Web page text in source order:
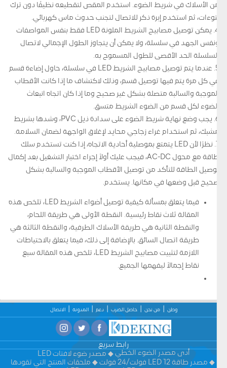
من الأسلاك في شريط الضوء. استخدم المقص لتقطيعه نظيفًا دون ترك
نتوءات، ثم استخدم إبرة ذكر للاتصال لتجنب حدوث ماس كهربائي.
4. يمكن توصيل مصابيح الشريط الملونة LED فقط بنفس المواصفات
ونفس الجهد في سلسلة، ولا يمكن أن يتجاوز الطول الإجمالي لاتصال
السلسلة الحد الأقصى للطول المسموح به.
5. عندما يتم توصيل مصابيح الشريط LED في سلسلة، حاول إضاءة قسم
في كل مرة يتم فيها توصيل قسم، وذلك لاكتشاف ما إذا كانت الأقطاب
الموجبة والسالبة متصلة بشكل غير صحيح وما إذا كان اتجاه انبعاث
الضوء لكل قسم من الضوء الشريط متسق.
6. يجب وضع نهاية شريط الضوء على سدادة ذيل PVC، وشدها بشريط
مشبك، ثم استخدام غراء زجاجي محايد لإغلاق الواجهة لضمان السلامة.
7. نظرًا لأن LED يتمتع بموصلية أحادية الاتجاه، إذا كنت تستخدم سلك
طاقة مع محول AC-DC، فيجب عليك أولاً إجراء اختبار التشغيل بعد إكمال
توصيل الطاقة للتأكد من توصيل الأقطاب الموجبة والسالبة بشكل
صحيح قبل وضعها في مكانها. يستخدم.
فيما يتعلق بمسألة كيفية توصيل أضواء الشريط LED، تلخص هذه
المقالة ثلاث نقاط رئيسية. النقطة الأولى هي طريقة اللحام،
والنقطة الثانية هي طريقة الأسلاك الطرفية، والنقطة الثالثة هي
طريقة اتصال السائق. بالإضافة إلى ذلك، فيما يتعلق بالاحتياطات
اللازمة لتثبيت مصابيح الشريط LED، تلخص هذه المقالة سبع
نقاط إجمالاً ليفهمها الجميع.
وطن من نحن حاصل الضرب دعم المدونة الاتصال
رابط سريع
أدى مصدر الضوء الخطي
مصدر ضوء لافتات LED
مصدر طاقة LED 12 فولت/24 فولت
ملحقات المنتج التي تقودها